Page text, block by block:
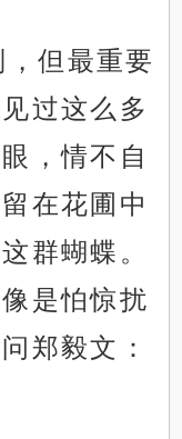
但最重要
过这么多
，情不自
在花圃中
群蝴蝶。
是怕惊扰
郑毅文：